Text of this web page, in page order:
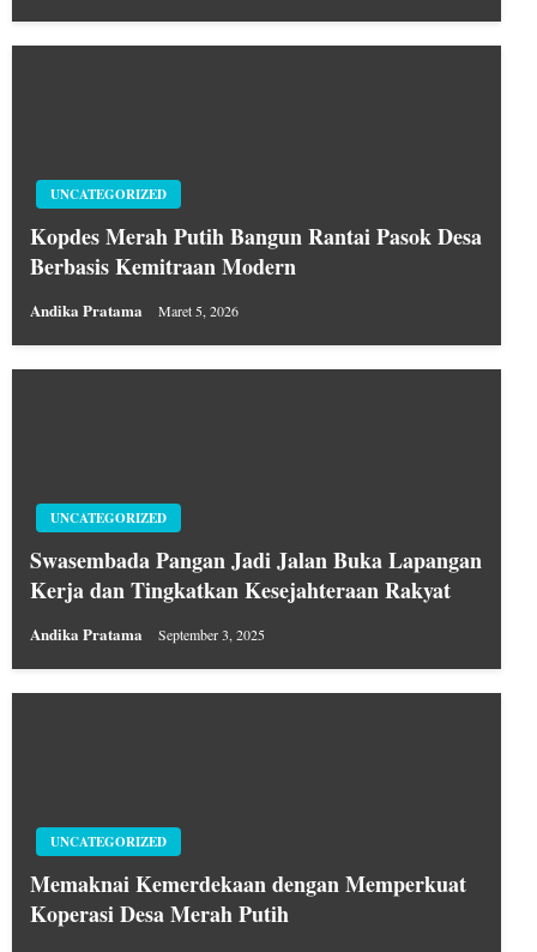
UNCATEGORIZED
Kopdes Merah Putih Bangun Rantai Pasok Desa
Berbasis Kemitraan Modern
Andika Pratama Maret 5, 2026
UNCATEGORIZED
Swasembada Pangan Jadi Jalan Buka Lapangan
Kerja dan Tingkatkan Kesejahteraan Rakyat
Andika Pratama September 3, 2025
UNCATEGORIZED
Memaknai Kemerdekaan dengan Memperkuat
Koperasi Desa Merah Putih